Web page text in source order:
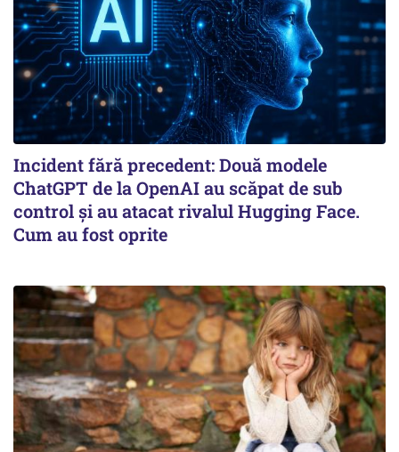
Incident fără precedent: Două modele
ChatGPT de la OpenAI au scăpat de sub
control și au atacat rivalul Hugging Face.
Cum au fost oprite